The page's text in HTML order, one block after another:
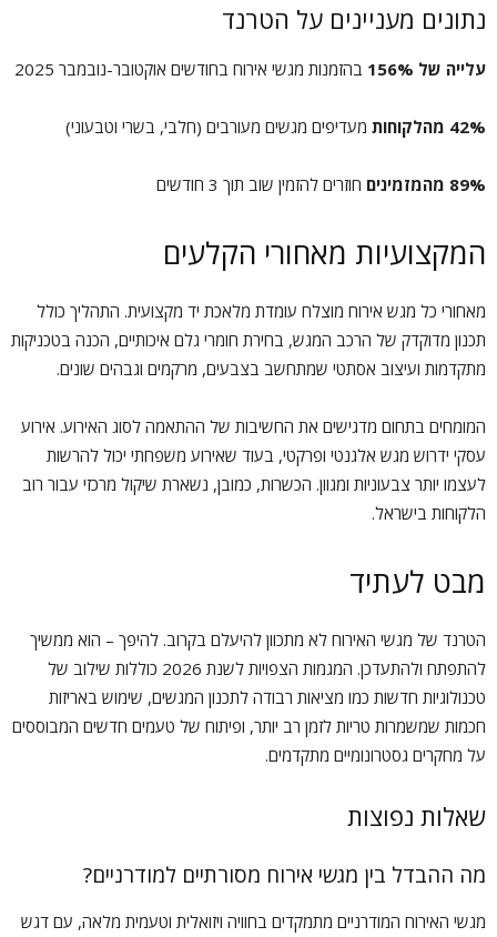
נתונים מעניינים על הטרנד
עלייה של 156% בהזמנות מגשי אירוח בחודשים אוקטובר-נובמבר 2025
42% מהלקוחות מעדיפים מגשים מעורבים (חלבי, בשרי וטבעוני)
89% מהמזמינים חוזרים להזמין שוב תוך 3 חודשים
המקצועיות מאחורי הקלעים
מאחורי כל מגש אירוח מוצלח עומדת מלאכת יד מקצועית. התהליך כולל
תכנון מדוקדק של הרכב המגש, בחירת חומרי גלם איכותיים, הכנה בטכניקות
מתקדמות ועיצוב אסתטי שמתחשב בצבעים, מרקמים וגבהים שונים.
המומחים בתחום מדגישים את החשיבות של ההתאמה לסוג האירוע. אירוע
עסקי ידרוש מגש אלגנטי ופרקטי, בעוד שאירוע משפחתי יכול להרשות
לעצמו יותר צבעוניות ומגוון. הכשרות, כמובן, נשארת שיקול מרכזי עבור רוב
הלקוחות בישראל.
מבט לעתיד
הטרנד של מגשי האירוח לא מתכוון להיעלם בקרוב. להיפך – הוא ממשיך
להתפתח ולהתעדכן. המגמות הצפויות לשנת 2026 כוללות שילוב של
טכנולוגיות חדשות כמו מציאות רבודה לתכנון המגשים, שימוש באריזות
חכמות שמשמרות טריות לזמן רב יותר, ופיתוח של טעמים חדשים המבוססים
על מחקרים גסטרונומיים מתקדמים.
שאלות נפוצות
מה ההבדל בין מגשי אירוח מסורתיים למודרניים?
מגשי האירוח המודרניים מתמקדים בחוויה ויזואלית וטעמית מלאה, עם דגש